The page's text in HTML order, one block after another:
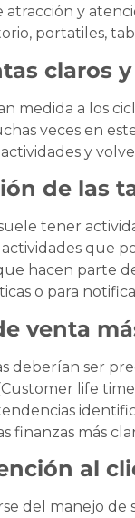
atracción y
portatiles,
claros
medida a los
veces en
y
de las
tener
que
hacen parte
o para
venta
deberían ser
life
finanzas más
al
del manejo de